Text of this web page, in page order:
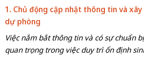
1. Chủ động cập nhật thông tin và
dự phòng
Việc nắm bắt thông tin và có sự chuẩn
quan trọng trong việc duy trì ổn định